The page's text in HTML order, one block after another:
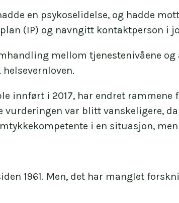
en psykoselidelse, og hadde
(IP) og navngitt kontaktperson i
mellom tjenestenivåene
innført i 2017, har endret
vurderingen var blitt vanskeligere,
i en situasjon,
1961. Men, det har manglet